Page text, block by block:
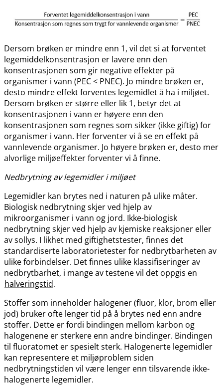
Dersom brøken er mindre enn 1, vil det si at forventet
legemiddelkonsentrasjon er lavere enn den
konsentrasjonen som gir negative effekter på
organismer i vann (PEC < PNEC). Jo mindre brøken er,
desto mindre effekt forventes legemidlet å ha i miljøet.
Dersom brøken er større eller lik 1, betyr det at
konsentrasjonen i vann er høyere enn den
konsentrasjonen som regnes som sikker (ikke giftig) for
organismer i vann. Her forventer vi å se en effekt på
vannlevende organismer. Jo høyere brøken er, desto mer
alvorlige miljøeffekter forventer vi å finne.
Nedbrytning av legemidler i miljøet
Legemidler kan brytes ned i naturen på ulike måter.
Biologisk nedbrytning skjer ved hjelp av
mikroorganismer i vann og jord. Ikke-biologisk
nedbrytning skjer ved hjelp av kjemiske reaksjoner eller
av sollys. I likhet med giftighetstester, finnes det
standardiserte laboratorietester for nedbrytbarheten av
ulike forbindelser. Det finnes ulike klassifiseringer av
nedbrytbarhet, i mange av testene vil det oppgis en
halveringstid.
Stoffer som inneholder halogener (fluor, klor, brom eller
jod) bruker ofte lenger tid på å brytes ned enn andre
stoffer. Dette er fordi bindingen mellom karbon og
halogenene er sterkere enn andre bindinger. Bindingen
til fluoratomet er spesielt sterk. Halogenerte legemidler
kan representere et miljøproblem siden
nedbrytningstiden vil være lenger enn tilsvarende ikke-
halogenerte legemidler.